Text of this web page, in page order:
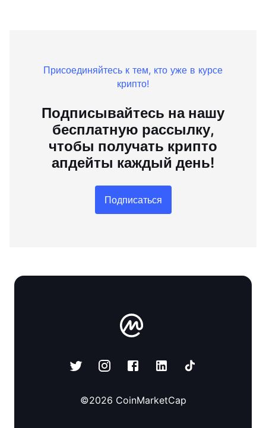
Присоединяйтесь к тем, кто уже в курсе
крипто!
Подписывайтесь на нашу
бесплатную рассылку,
чтобы получать крипто
апдейты каждый день!
Подписаться
©2026 CoinMarketCap